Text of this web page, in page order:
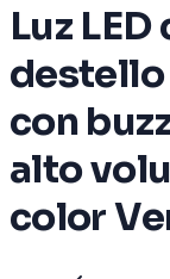
Luz
con
alto
color